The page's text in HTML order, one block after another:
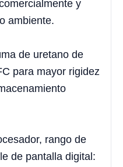
y
ambiente.
de uretano de
para mayor rigidez
rango de
de pantalla digital: